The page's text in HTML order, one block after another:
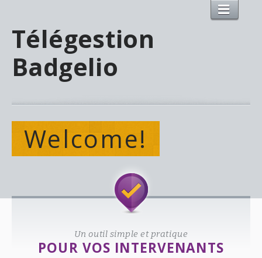
Télégestion
Badgelio
Welcome!
Un outil simple et pratique
POUR VOS INTERVENANTS